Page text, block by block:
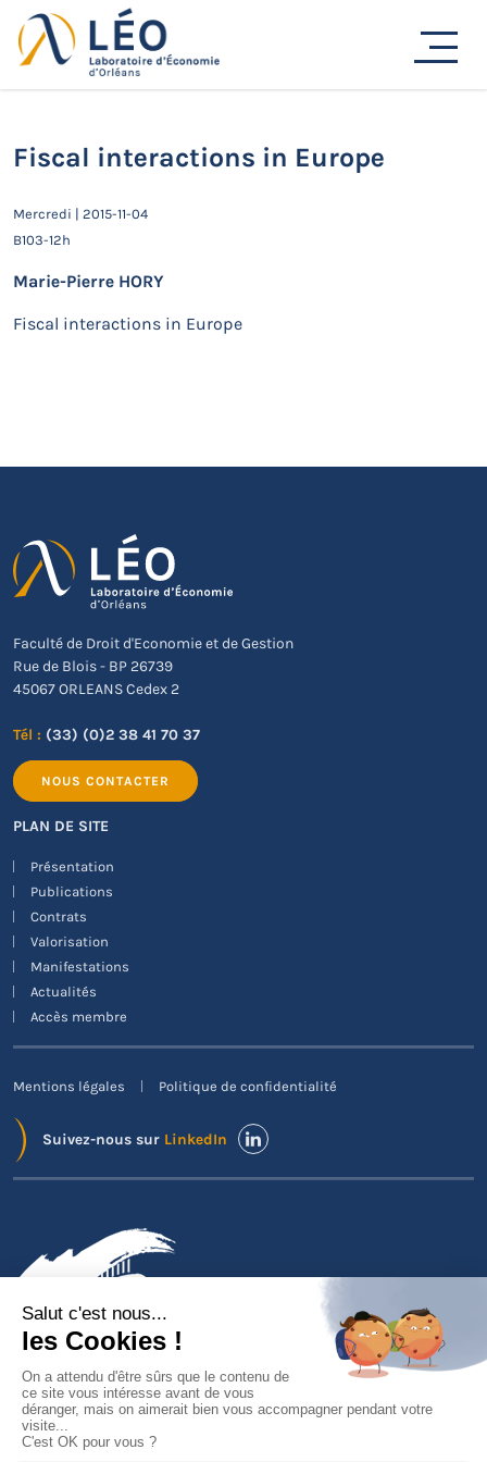
Passer
au
contenu
Actualités
Fiscal interactions in Europe
Mercredi | 2015-11-04
B103-12h
Marie-Pierre HORY
Fiscal interactions in Europe
Faculté de Droit d'Economie et de Gestion
Rue de Blois - BP 26739
45067 ORLEANS Cedex 2
Tél : (33) (0)2 38 41 70 37
NOUS CONTACTER
PLAN DE SITE
Présentation
Publications
Contrats
Valorisation
Manifestations
Actualités
Accès membre
Mentions légales Politique de confidentialité
Suivez-nous sur LinkedIn